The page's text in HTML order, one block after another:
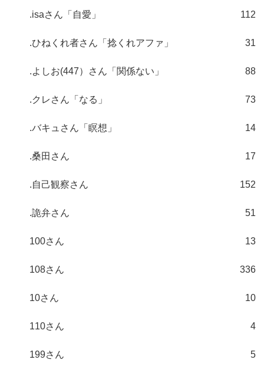
.isaさん「自愛」 112
.ひねくれ者さん「捻くれアファ」 31
.よしお(447）さん「関係ない」 88
.クレさん「なる」 73
.バキュさん「瞑想」 14
.桑田さん 17
.自己観察さん 152
.詭弁さん 51
100さん 13
108さん 336
10さん 10
110さん 4
199さん 5